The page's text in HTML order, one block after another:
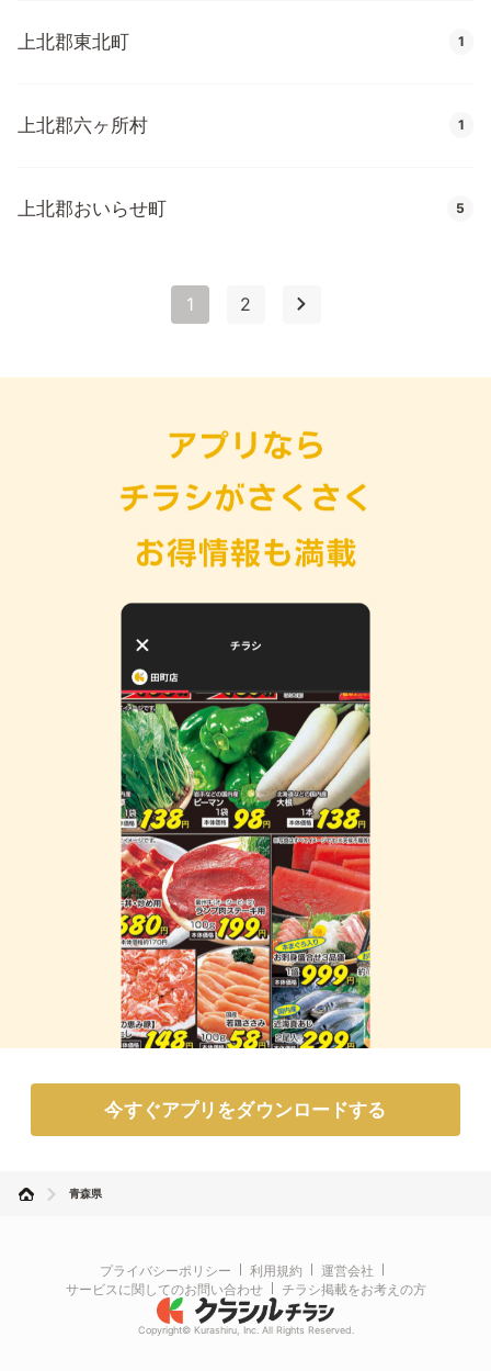
上北郡東北町 1
上北郡六ヶ所村 1
上北郡おいらせ町 5
1 2
今すぐアプリをダウンロードする
青森県
プライバシーポリシー 利用規約
運営会社
サービスに関してのお問い合わせ
チラシ掲載をお考えの方
Copyright© Kurashiru, Inc. All Rights Reserved.